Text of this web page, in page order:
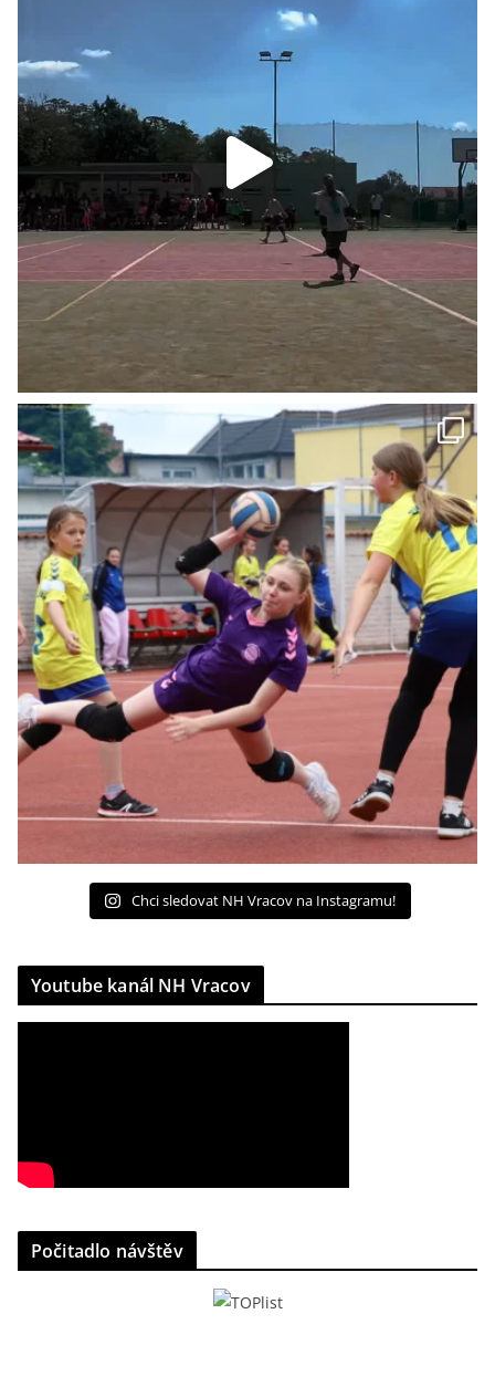
Chci sledovat NH Vracov na Instagramu!
Youtube kanál NH Vracov
Počitadlo návštěv